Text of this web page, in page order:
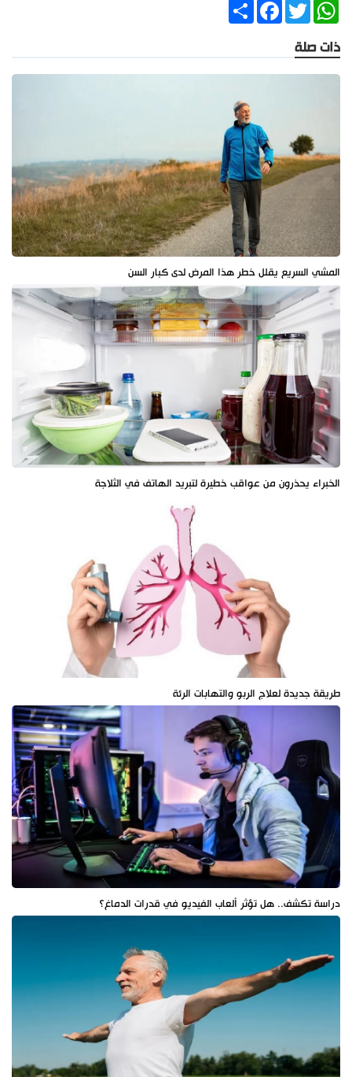
ShareFacebookTwitter
WhatsApp
ذات صلة
المشي السريع يقلل خطر هذا المرض لدى كبار السن
الخبراء يحذرون من عواقب خطيرة لتبريد الهاتف في الثلاجة
طريقة جديدة لعلاج الربو والتهابات الرئة
دراسة تكشف.. هل تؤثر ألعاب الفيديو في قدرات الدماغ؟